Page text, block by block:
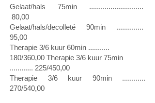
Gelaat/hals 75min ............................
80,00
Gelaat/hals/decolleté 90min ..............
95,00
Therapie 3/6 kuur 60min ...........
180/360,00 Therapie 3/6 kuur 75min
............ 225/450,00
Therapie 3/6 kuur 90min ............
270/540,00